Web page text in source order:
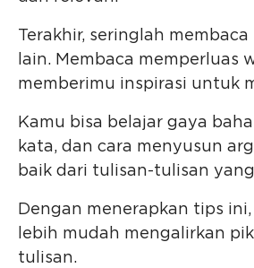
Terakhir, seringlah
lain. Membaca memperluas
memberimu inspirasi untuk
Kamu bisa belajar gaya
kata, dan cara menyusun
baik dari tulisan-tulisan
Dengan menerapkan tips
lebih mudah mengalirkan
tulisan.